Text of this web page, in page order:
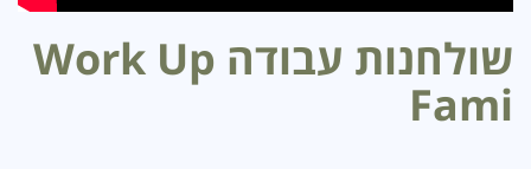
שולחנות עבודה Work Up
Fami